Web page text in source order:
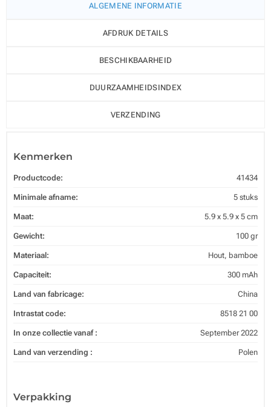
ALGEMENE INFORMATIE
AFDRUK DETAILS
BESCHIKBAARHEID
DUURZAAMHEIDSINDEX
VERZENDING
Kenmerken
Productcode: 41434
Minimale afname: 5 stuks
Maat: 5.9 x 5.9 x 5 cm
Gewicht: 100 gr
Materiaal: Hout, bamboe
Capaciteit: 300 mAh
Land van fabricage: China
Intrastat code: 8518 21 00
In onze collectie vanaf : September 2022
Land van verzending : Polen
Verpakking